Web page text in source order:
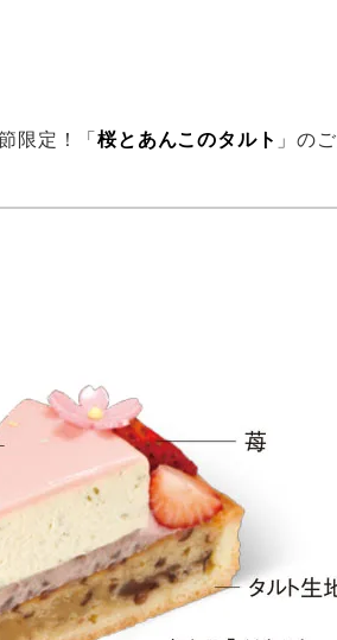
限定！「桜とあんこのタルト 」の